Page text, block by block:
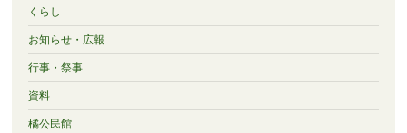
くらし
お知らせ・広報
行事・祭事
資料
橘公民館